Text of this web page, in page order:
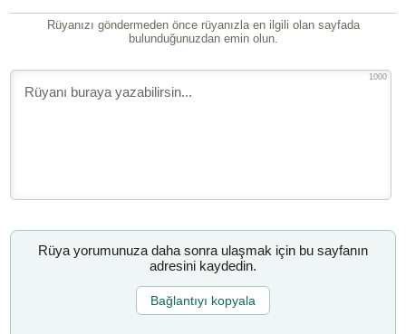
Rüyanızı göndermeden önce rüyanızla en ilgili olan sayfada
bulunduğunuzdan emin olun.
1000
Rüya yorumunuza daha sonra ulaşmak için bu sayfanın
adresini kaydedin.
Bağlantıyı kopyala